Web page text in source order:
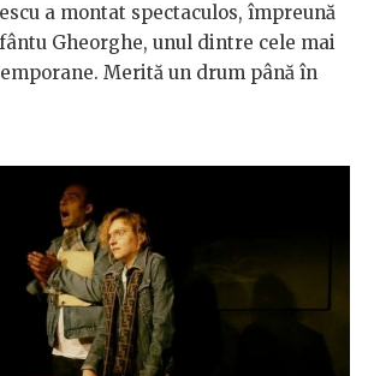
a montat spectaculos, împreună
Gheorghe, unul dintre cele mai
Merită un drum până în